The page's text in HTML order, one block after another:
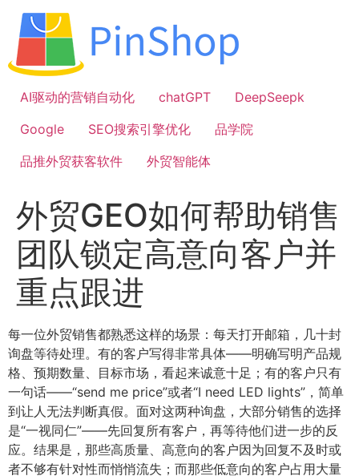
容
AI驱动的营销自动化
chatGPT
DeepSeepk
Google
SEO搜索引擎优化
品学院
品推外贸获客软件
外贸智能体
外贸GEO如何帮助销售
团队锁定高意向客户并
重点跟进
每一位外贸销售都熟悉这样的场景：每天打开邮箱，几十封
询盘等待处理。有的客户写得非常具体——明确写明产品规
格、预期数量、目标市场，看起来诚意十足；有的客户只有
一句话——“send me price”或者“I need LED lights”，简单
到让人无法判断真假。面对这两种询盘，大部分销售的选择
是“一视同仁”——先回复所有客户，再等待他们进一步的反
应。结果是，那些高质量、高意向的客户因为回复不及时或
者不够有针对性而悄悄流失；而那些低意向的客户占用大量